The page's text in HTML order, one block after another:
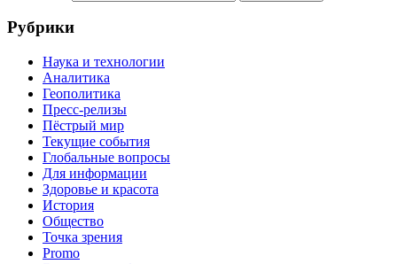
Рубрики
Наука и технологии
Аналитика
Геополитика
Пресс-релизы
Пёстрый мир
Текущие события
Глобальные вопросы
Для информации
Здоровье и красота
История
Общество
Точка зрения
Promo